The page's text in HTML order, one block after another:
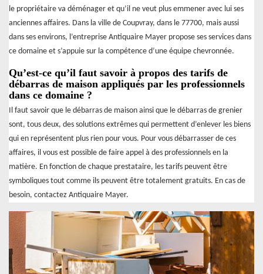
le propriétaire va déménager et qu’il ne veut plus emmener avec lui ses
anciennes affaires. Dans la ville de Coupvray, dans le 77700, mais aussi
dans ses environs, l’entreprise Antiquaire Mayer propose ses services dans
ce domaine et s’appuie sur la compétence d’une équipe chevronnée.
Qu’est-ce qu’il faut savoir à propos des tarifs de
débarras de maison appliqués par les professionnels
dans ce domaine ?
Il faut savoir que le débarras de maison ainsi que le débarras de grenier
sont, tous deux, des solutions extrêmes qui permettent d’enlever les biens
qui en représentent plus rien pour vous. Pour vous débarrasser de ces
affaires, il vous est possible de faire appel à des professionnels en la
matière. En fonction de chaque prestataire, les tarifs peuvent être
symboliques tout comme ils peuvent être totalement gratuits. En cas de
besoin, contactez Antiquaire Mayer.